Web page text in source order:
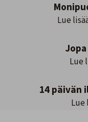
Lue
Lue
14 päivän
Lue